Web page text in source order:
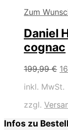
Zum
Daniel
cognac
199,99€
inkl. MwSt.
zzgl.
Infos zu